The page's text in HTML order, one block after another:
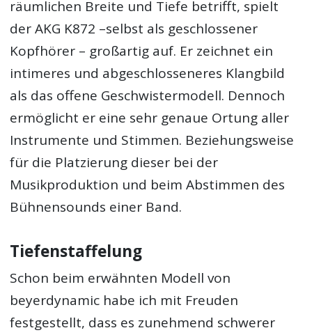
räumlichen Breite und Tiefe betrifft, spielt
der AKG K872 –selbst als geschlossener
Kopfhörer – großartig auf. Er zeichnet ein
intimeres und abgeschlosseneres Klangbild
als das offene Geschwistermodell. Dennoch
ermöglicht er eine sehr genaue Ortung aller
Instrumente und Stimmen. Beziehungsweise
für die Platzierung dieser bei der
Musikproduktion und beim Abstimmen des
Bühnensounds einer Band.
Tiefenstaffelung
Schon beim erwähnten Modell von
beyerdynamic habe ich mit Freuden
festgestellt, dass es zunehmend schwerer